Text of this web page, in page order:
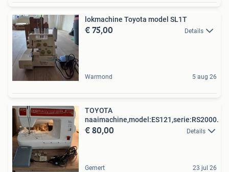
lokmachine Toyota model SL1T
€ 75,00 Details
Warmond 5 aug 26
TOYOTA
naaimachine,model:ES121,serie:RS2000.
€ 80,00 Details
Gemert 23 jul 26